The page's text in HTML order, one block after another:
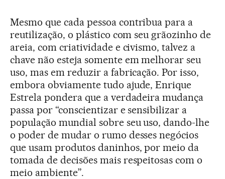
Mesmo que cada pessoa contribua para a
reutilização, o plástico com seu grãozinho de
areia, com criatividade e civismo, talvez a
chave não esteja somente em melhorar seu
uso, mas em reduzir a fabricação. Por isso,
embora obviamente tudo ajude, Enrique
Estrela pondera que a verdadeira mudança
passa por “conscientizar e sensibilizar a
população mundial sobre seu uso, dando-lhe
o poder de mudar o rumo desses negócios
que usam produtos daninhos, por meio da
tomada de decisões mais respeitosas com o
meio ambiente”.